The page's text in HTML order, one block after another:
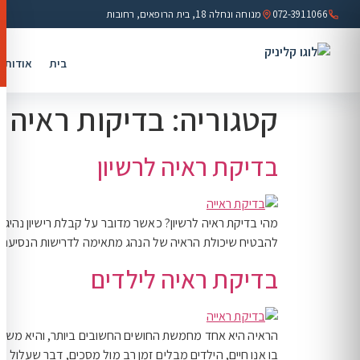
072-3911066 מנוחה ונחלה 18, בית הרופאים, רחובות
בית אודות
קטגוריה: בדיקות ראיה
בדיקת ראיה לרשיון
מהי בדיקת ראיה לרשיון? כאשר מדובר על קבלת רישיון
להבטיח שיכולת הראיה של הנהג מתאימה לדרישות
בדיקת ראיה לילדים
הראיה היא אחד מחמשת החושים החשובים ביותר, והיא
בו אנו חיים, הילדים מבלים זמן רב מול מסכים, דבר